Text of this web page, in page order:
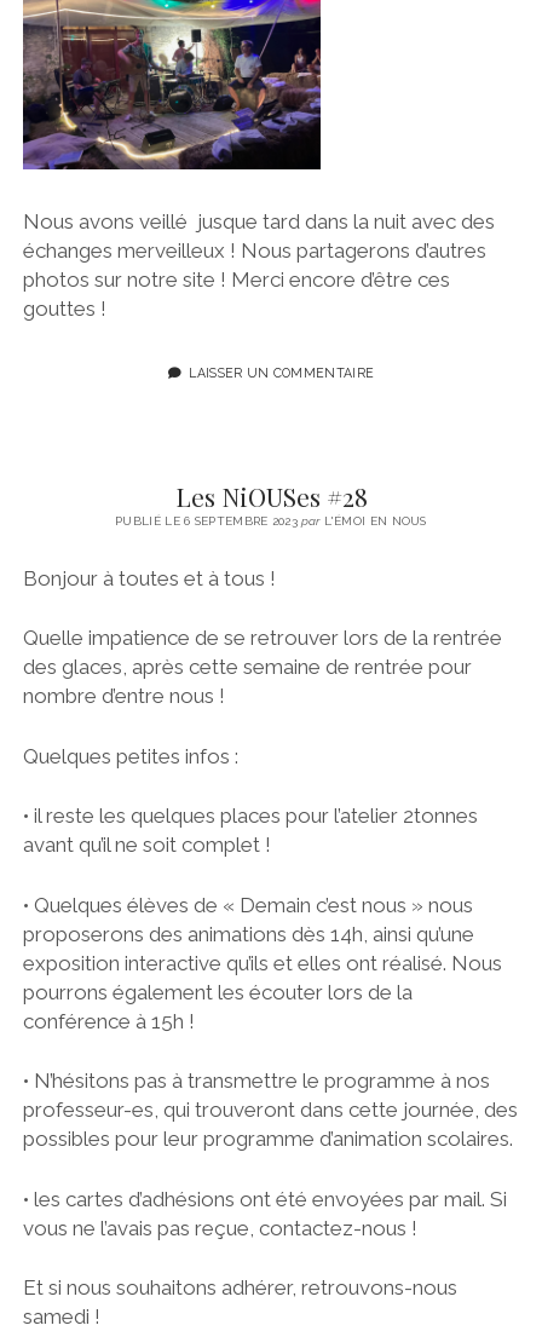
Nous avons veillé jusque tard dans la nuit avec des
échanges merveilleux ! Nous partagerons d’autres
photos sur notre site ! Merci encore d’être ces
gouttes !
LAISSER UN COMMENTAIRE
Les NiOUSes #28
PUBLIÉ LE 6 SEPTEMBRE 2023parL'ÉMOI EN NOUS
Bonjour à toutes et à tous !
Quelle impatience de se retrouver lors de la rentrée
des glaces, après cette semaine de rentrée pour
nombre d’entre nous !
Quelques petites infos :
• il reste les quelques places pour l’atelier 2tonnes
avant qu’il ne soit complet !
• Quelques élèves de « Demain c’est nous » nous
proposerons des animations dès 14h, ainsi qu’une
exposition interactive qu’ils et elles ont réalisé. Nous
pourrons également les écouter lors de la
conférence à 15h !
• N’hésitons pas à transmettre le programme à nos
professeur-es, qui trouveront dans cette journée, des
possibles pour leur programme d’animation scolaires.
• les cartes d’adhésions ont été envoyées par mail. Si
vous ne l’avais pas reçue, contactez-nous !
Et si nous souhaitons adhérer, retrouvons-nous
samedi !